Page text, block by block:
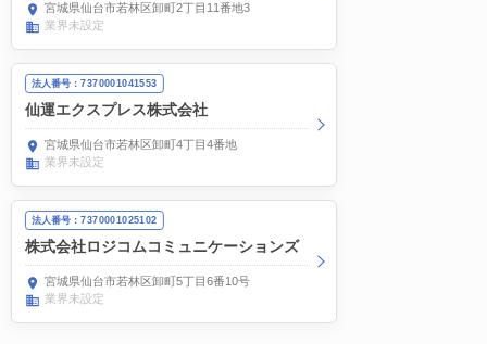
宮城県仙台市若林区卸町2丁目11番地3
業界未設定
法人番号：7370001041553
仙運エクスプレス株式会社
宮城県仙台市若林区卸町4丁目4番地
業界未設定
法人番号：7370001025102
株式会社ロジコムコミュニケーションズ
宮城県仙台市若林区卸町5丁目6番10号
業界未設定